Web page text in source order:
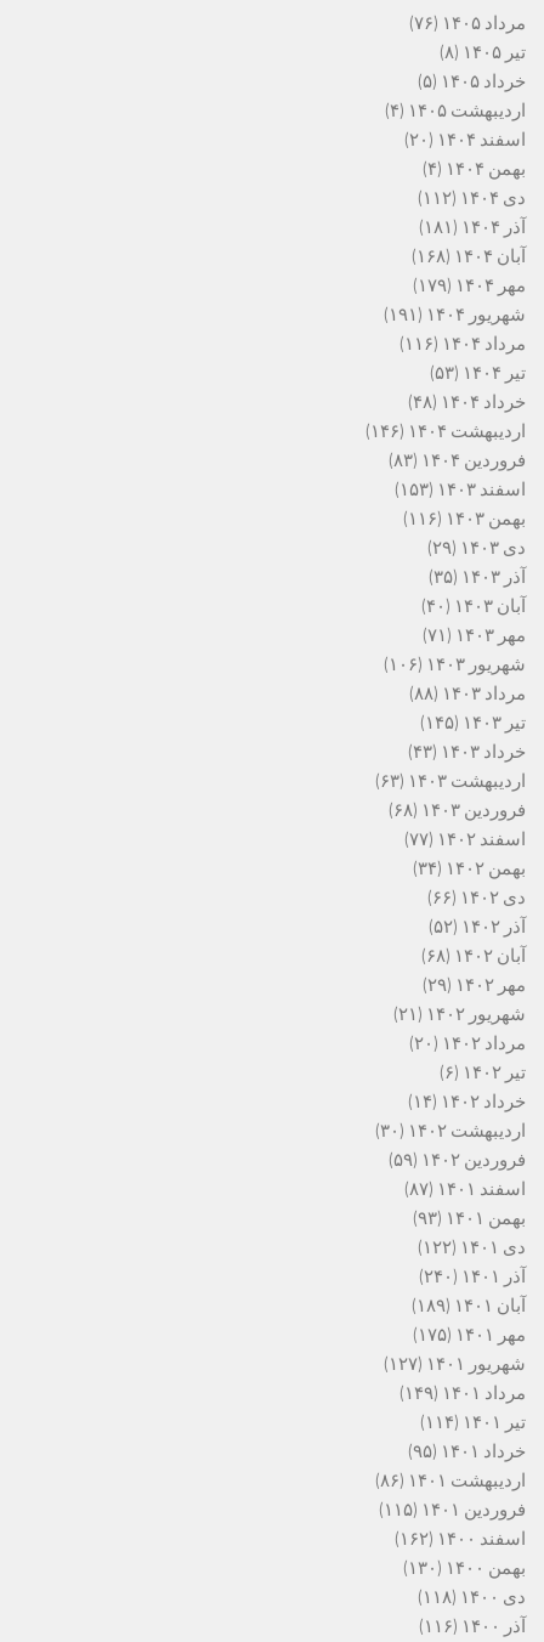
مرداد ۱۴۰۵
(۷۶)
تیر ۱۴۰۵
(۸)
خرداد ۱۴۰۵
(۵)
اردیبهشت ۱۴۰۵
(۴)
اسفند ۱۴۰۴
(۲۰)
بهمن ۱۴۰۴
(۴)
دی ۱۴۰۴
(۱۱۲)
آذر ۱۴۰۴
(۱۸۱)
آبان ۱۴۰۴
(۱۶۸)
مهر ۱۴۰۴
(۱۷۹)
شهریور ۱۴۰۴
(۱۹۱)
مرداد ۱۴۰۴
(۱۱۶)
تیر ۱۴۰۴
(۵۳)
خرداد ۱۴۰۴
(۴۸)
اردیبهشت ۱۴۰۴
(۱۴۶)
فروردین ۱۴۰۴
(۸۳)
اسفند ۱۴۰۳
(۱۵۳)
بهمن ۱۴۰۳
(۱۱۶)
دی ۱۴۰۳
(۲۹)
آذر ۱۴۰۳
(۳۵)
آبان ۱۴۰۳
(۴۰)
مهر ۱۴۰۳
(۷۱)
شهریور ۱۴۰۳
(۱۰۶)
مرداد ۱۴۰۳
(۸۸)
تیر ۱۴۰۳
(۱۴۵)
خرداد ۱۴۰۳
(۴۳)
اردیبهشت ۱۴۰۳
(۶۳)
فروردین ۱۴۰۳
(۶۸)
اسفند ۱۴۰۲
(۷۷)
بهمن ۱۴۰۲
(۳۴)
دی ۱۴۰۲
(۶۶)
آذر ۱۴۰۲
(۵۲)
آبان ۱۴۰۲
(۶۸)
مهر ۱۴۰۲
(۲۹)
شهریور ۱۴۰۲
(۲۱)
مرداد ۱۴۰۲
(۲۰)
تیر ۱۴۰۲
(۶)
خرداد ۱۴۰۲
(۱۴)
اردیبهشت ۱۴۰۲
(۳۰)
فروردین ۱۴۰۲
(۵۹)
اسفند ۱۴۰۱
(۸۷)
بهمن ۱۴۰۱
(۹۳)
دی ۱۴۰۱
(۱۲۲)
آذر ۱۴۰۱
(۲۴۰)
آبان ۱۴۰۱
(۱۸۹)
مهر ۱۴۰۱
(۱۷۵)
شهریور ۱۴۰۱
(۱۲۷)
مرداد ۱۴۰۱
(۱۴۹)
تیر ۱۴۰۱
(۱۱۴)
خرداد ۱۴۰۱
(۹۵)
اردیبهشت ۱۴۰۱
(۸۶)
فروردین ۱۴۰۱
(۱۱۵)
اسفند ۱۴۰۰
(۱۶۲)
بهمن ۱۴۰۰
(۱۳۰)
دی ۱۴۰۰
(۱۱۸)
آذر ۱۴۰۰
(۱۱۶)